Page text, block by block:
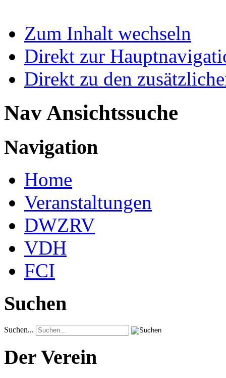
Zum Inhalt wechseln
Direkt zur
Direkt zu den
Nav Ansichtssuche
Navigation
Home
Veranstaltungen
DWZRV
VDH
FCI
Suchen
Suchen...
Der Verein